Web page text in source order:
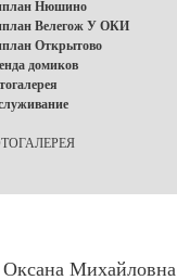
Нюшино
Велегож У ОКИ
Открытово
домиков
Михайловна